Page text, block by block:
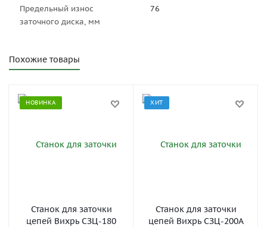
Предельный износ
заточного диска, мм
76
Похожие товары
НОВИНКА
Станок для заточки
цепей Вихрь СЗЦ-180
ХИТ
Станок для заточки
цепей Вихрь СЗЦ-200А